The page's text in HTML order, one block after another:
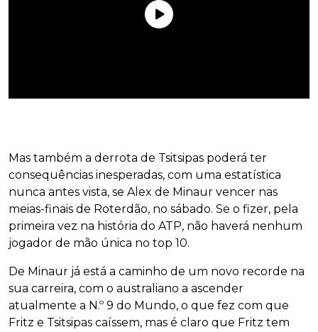
Mas também a derrota de Tsitsipas poderá ter
consequências inesperadas, com uma estatística
nunca antes vista, se Alex de Minaur vencer nas
meias-finais de Roterdão, no sábado. Se o fizer, pela
primeira vez na história do ATP, não haverá nenhum
jogador de mão única no top 10.
De Minaur já está a caminho de um novo recorde na
sua carreira, com o australiano a ascender
atualmente a N.º 9 do Mundo, o que fez com que
Fritz e Tsitsipas caíssem, mas é claro que Fritz tem